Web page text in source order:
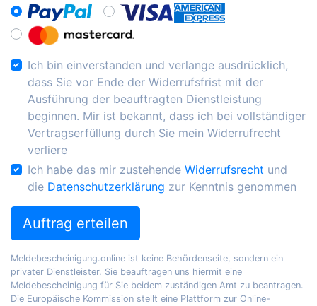
Ich bin einverstanden und verlange ausdrücklich,
dass Sie vor Ende der Widerrufsfrist mit der
Ausführung der beauftragten Dienstleistung
beginnen. Mir ist bekannt, dass ich bei vollständiger
Vertragserfüllung durch Sie mein Widerrufrecht
verliere
Ich habe das mir zustehende Widerrufsrecht und
die Datenschutzerklärung zur Kenntnis genommen
Auftrag erteilen
Meldebescheinigung.online ist keine Behördenseite, sondern ein
privater Dienstleister. Sie beauftragen uns hiermit eine
Meldebescheinigung für Sie beidem zuständigen Amt zu beantragen.
Die Europäische Kommission stellt eine Plattform zur Online-